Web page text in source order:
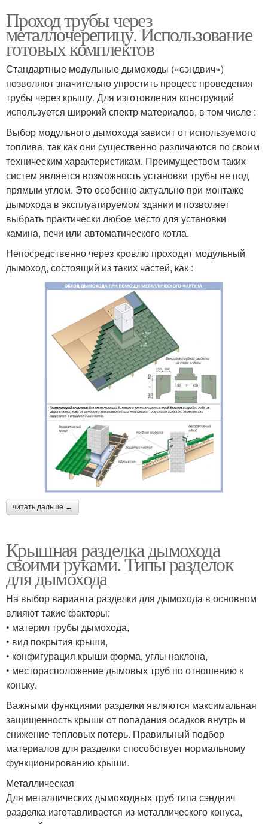
Проход трубы через
металлочерепицу. Использование
готовых комплектов
Стандартные модульные дымоходы («сэндвич»)
позволяют значительно упростить процесс проведения
трубы через крышу. Для изготовления конструкций
используется широкий спектр материалов, в том числе :
Выбор модульного дымохода зависит от используемого
топлива, так как они существенно различаются по своим
техническим характеристикам. Преимуществом таких
систем является возможность установки трубы не под
прямым углом. Это особенно актуально при монтаже
дымохода в эксплуатируемом здании и позволяет
выбрать практически любое место для установки
камина, печи или автоматического котла.
Непосредственно через кровлю проходит модульный
дымоход, состоящий из таких частей, как :
читать дальше →
Крышная разделка дымохода
своими руками. Типы разделок
для дымохода
На выбор варианта разделки для дымохода в основном
влияют такие факторы:
• материл трубы дымохода,
• вид покрытия крыши,
• конфигурация крыши форма, углы наклона,
• месторасположение дымовых труб по отношению к
коньку.
Важными функциями разделки являются максимальная
защищенность крыши от попадания осадков внутрь и
снижение тепловых потерь. Правильный подбор
материалов для разделки способствует нормальному
функционированию крыши.
Металлическая
Для металлических дымоходных труб типа сэндвич
разделка изготавливается из металлического конуса,